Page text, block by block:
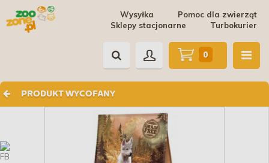
Pomoc dla zwierząt
Wysyłka
Turbokurier
Sklepy stacjonarne
PRODUKT WYCOFANY
0